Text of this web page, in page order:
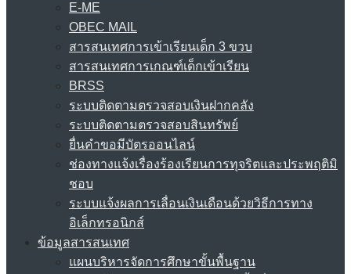
E-ME
OBEC MAIL
สารสนเทศการเข้าเรียนเด็ก 3 ขวบ
สารสนเทศการเกณฑ์เด็กเข้าเรียน
BRSS
ระบบติดตามตรวจสอบเงินฝากคลัง
ระบบติดตามตรวจสอบสินทรัพย์
ยื่นคำขอมีบัตรออนไลน์
ช่องทางแจ้งเรื่องร้องเรียนการทุจริตและประพฤติมิ
ชอบ
ระบบแจ้งผลการเลื่อนเงินเดือนด้วยวิธีการทาง
อิเล็กทรอนิกส์
ข้อมูลสารสนเทศ
แผนบริหารจัดการศึกษาขั้นพื้นฐาน